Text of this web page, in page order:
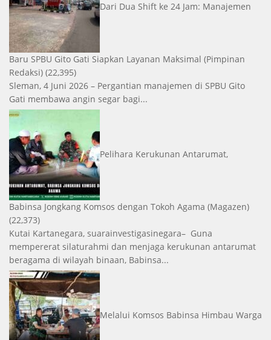
Dari Dua Shift ke 24 Jam: Manajemen
Baru SPBU Gito Gati Siapkan Layanan Maksimal (Pimpinan
Redaksi) (22,395)
Sleman, 4 Juni 2026 – Pergantian manajemen di SPBU Gito
Gati membawa angin segar bagi...
Pelihara Kerukunan Antarumat,
Babinsa Jongkang Komsos dengan Tokoh Agama (Magazen)
(22,373)
Kutai Kartanegara, suarainvestigasinegara– Guna
mempererat silaturahmi dan menjaga kerukunan antarumat
beragama di wilayah binaan, Babinsa...
Melalui Komsos Babinsa Himbau Warga